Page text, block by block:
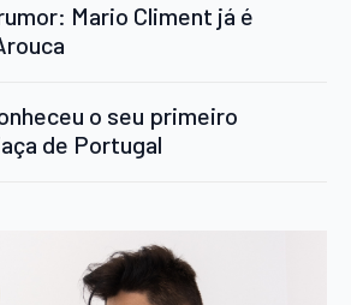
Mario Climent já é
o seu primeiro
de Portugal